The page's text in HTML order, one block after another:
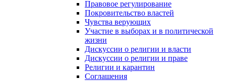
Правовое регулирование
Покровительство властей
Чувства верующих
Участие в выборах и в политической
жизни
Дискуссии о религии и власти
Дискуссии о религии и праве
Религии и карантин
Соглашения